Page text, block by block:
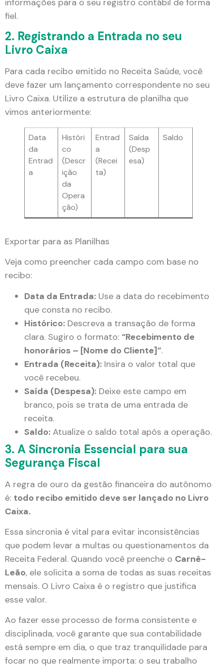
fiel.
2. Registrando a Entrada no seu
Livro Caixa
Para cada recibo emitido no Receita Saúde, você
deve fazer um lançamento correspondente no seu
Livro Caixa. Utilize a estrutura de planilha que
vimos anteriormente:
Data
da
Entrad
a
Históri
co
(Descr
ição
da
Opera
ção)
Entrad
a
(Recei
ta)
Saída
(Desp
esa)
Saldo
Exportar para as Planilhas
Veja como preencher cada campo com base no
recibo:
Data da Entrada: Use a data do recebimento
que consta no recibo.
Histórico: Descreva a transação de forma
clara. Sugiro o formato: “Recebimento de
honorários – [Nome do Cliente]”.
Entrada (Receita): Insira o valor total que
você recebeu.
Saída (Despesa): Deixe este campo em
branco, pois se trata de uma entrada de
receita.
Saldo: Atualize o saldo total após a operação.
3. A Sincronia Essencial para sua
Segurança Fiscal
A regra de ouro da gestão financeira do autônomo
é: todo recibo emitido deve ser lançado no Livro
Caixa.
Essa sincronia é vital para evitar inconsistências
que podem levar a multas ou questionamentos da
Receita Federal. Quando você preenche o Carnê-
Leão, ele solicita a soma de todas as suas receitas
mensais. O Livro Caixa é o registro que justifica
esse valor.
Ao fazer esse processo de forma consistente e
disciplinada, você garante que sua contabilidade
está sempre em dia, o que traz tranquilidade para
focar no que realmente importa: o seu trabalho